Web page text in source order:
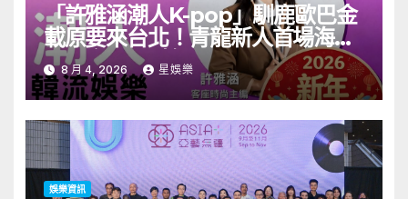
「許雅涵潮人K-pop」馴鹿歐巴金
載原要來台北！青龍新人首場海外
見面會8/9開搶
8 月 4, 2026 星娛樂
娛樂資訊